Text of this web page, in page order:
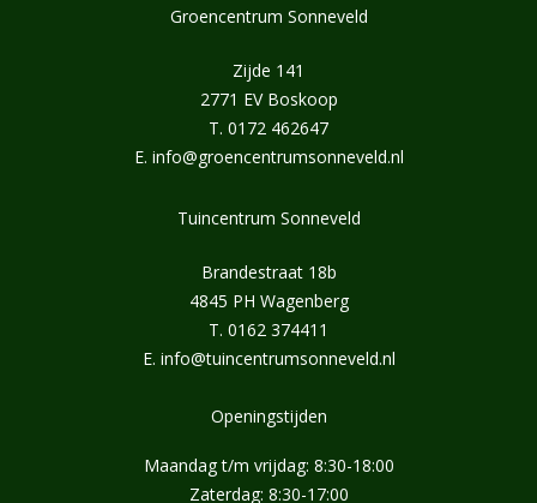
Groencentrum Sonneveld
Zijde 141
2771 EV Boskoop
T. 0172 462647
E. info@groencentrumsonneveld.nl
Tuincentrum Sonneveld
Brandestraat 18b
4845 PH Wagenberg
T. 0162 374411
E. info@tuincentrumsonneveld.nl
Openingstijden
Maandag t/m vrijdag: 8:30-18:00
Zaterdag: 8:30-17:00